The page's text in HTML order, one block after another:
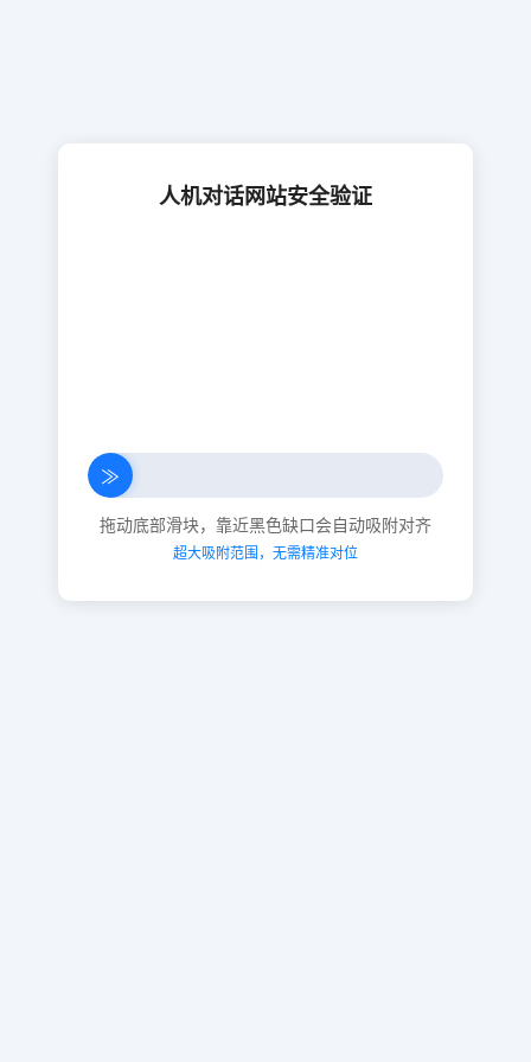
人机对话网站安全验证
≫
拖动底部滑块，靠近黑色缺口会自动吸附对齐
超大吸附范围，无需精准对位